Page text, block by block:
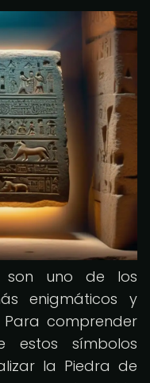
son uno de los
enigmáticos y
comprender
estos símbolos
la Piedra de